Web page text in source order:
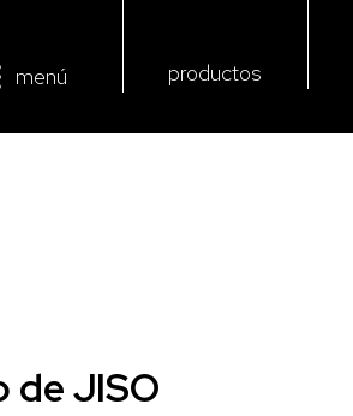
menú productos
JISO